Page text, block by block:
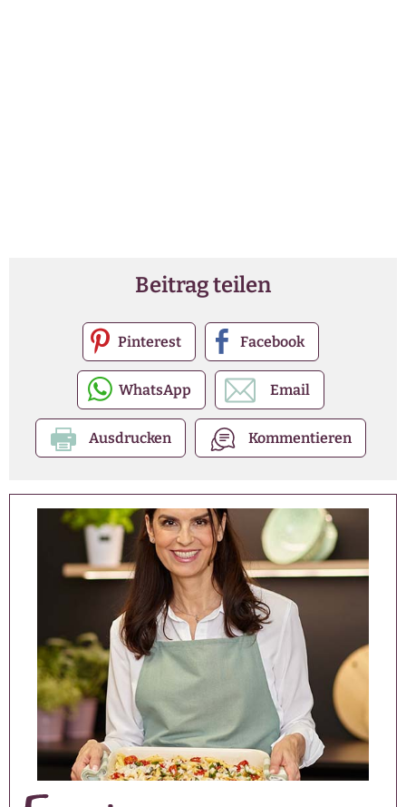
Beitrag teilen
Pinterest Facebook
WhatsApp Email
Ausdrucken Kommentieren